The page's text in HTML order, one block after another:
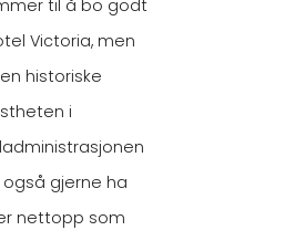
til å bo godt
Victoria, men
historiske
i
også gjerne ha
nettopp som